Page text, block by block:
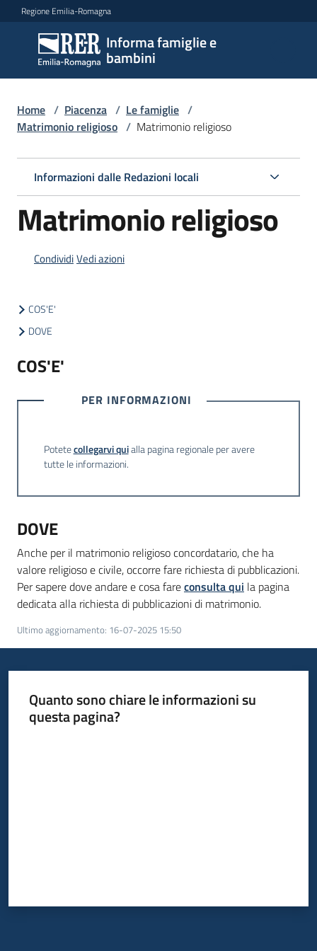
Vai al contenuto
Vai alla navigazione
Vai al footer
Regione Emilia-Romagna
Informa famiglie e
bambini
Informa
famiglie
e
bambini
Argomenti
Servizi
Centri
famiglie
Informazioni
Newsletter
Home / Piacenza / Le famiglie /
Matrimonio religioso / Matrimonio religioso
Informazioni dalle Redazioni locali
Matrimonio religioso
CondividiVedi azioni
COS'E'
DOVE
COS'E'
PER INFORMAZIONI
Potetecollegarvi quialla pagina regionale per avere
tutte le informazioni.
DOVE
Anche per il matrimonio religioso concordatario, che ha
valore religioso e civile, occorre fare richiesta di pubblicazioni.
Per sapere dove andare e cosa fareconsulta qui la pagina
dedicata alla richiesta di pubblicazioni di matrimonio.
Ultimo aggiornamento: 16-07-2025 15:50
Quanto sono chiare le informazioni su
questa pagina?